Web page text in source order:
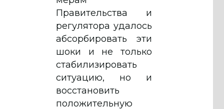
Правительства и
регулятора удалось
абсорбировать эти
шоки и не только
стабилизировать
ситуацию, но и
восстановить
положительную